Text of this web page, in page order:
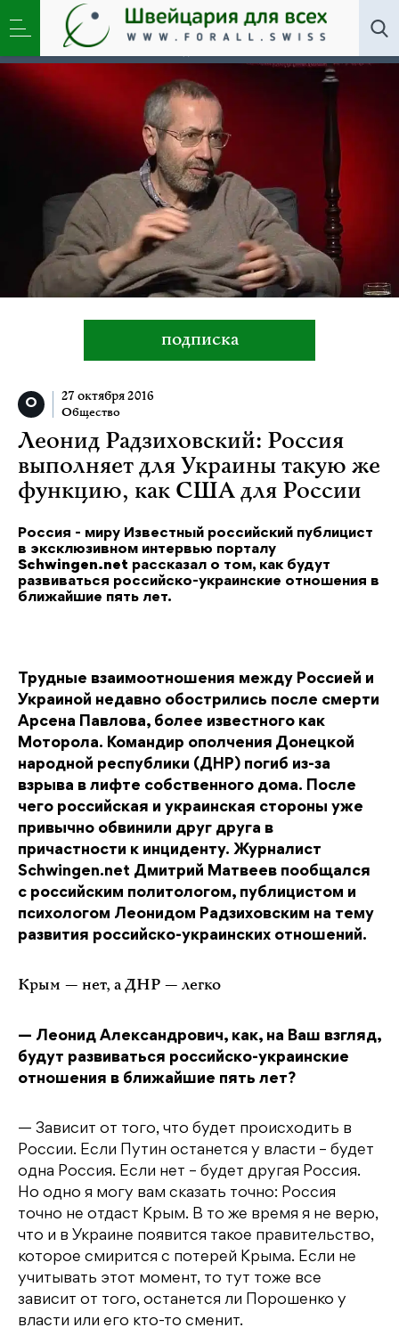
Общество »Леонид Радзиховский: Россия
выполняет для Украины такую же функцию, как
подписка
27 октября 2016
Общество
Леонид Радзиховский: Россия
выполняет для Украины такую же
функцию, как США для России
Россия - миру Известный российский публицист
в эксклюзивном интервью порталу
Schwingen.net рассказал о том, как будут
развиваться российско-украинские отношения в
ближайшие пять лет.
Трудные взаимоотношения между Россией и
Украиной недавно обострились после смерти
Арсена Павлова, более известного как
Моторола. Командир ополчения Донецкой
народной республики (ДНР) погиб из-за
взрыва в лифте собственного дома. После
чего российская и украинская стороны уже
привычно обвинили друг друга в
причастности к инциденту. Журналист
Schwingen.net Дмитрий Матвеев пообщался
с российским политологом, публицистом и
психологом Леонидом Радзиховским на тему
развития российско-украинских отношений.
Крым — нет, а ДНР — легко
— Леонид Александрович, как, на Ваш взгляд,
будут развиваться российско-украинские
отношения в ближайшие пять лет?
— Зависит от того, что будет происходить в
России. Если Путин останется у власти – будет
одна Россия. Если нет – будет другая Россия.
Но одно я могу вам сказать точно: Россия
точно не отдаст Крым. В то же время я не верю,
что и в Украине появится такое правительство,
которое смирится с потерей Крыма. Если не
учитывать этот момент, то тут тоже все
зависит от того, останется ли Порошенко у
власти или его кто-то сменит.